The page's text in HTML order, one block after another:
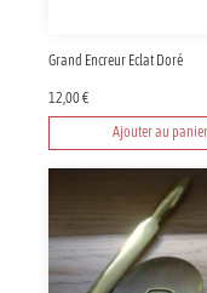
Grand Encreur Eclat Doré
12,00€
Ajouter au panier